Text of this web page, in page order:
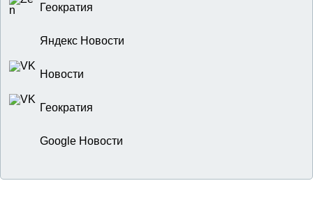
Геократия
Яндекс Новости
Новости
Геократия
Google Новости